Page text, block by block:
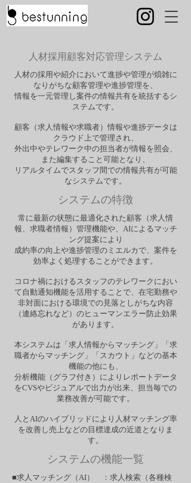
人材採用顧客対応管理システム
人材の採用や紹介において進捗や管理が煩雑に
なりがちな顧客管理や進捗管理を、
情報を一元管理し案件の情報共有を統括するシ
ステムです。
顧客（求人情報や求職者）情報や進捗データは
クラウド上で管理され、
外出中やテレワーク中の担当者が情報を照会、
また編集すること可能となり、
リアルタイムでスタッフ間での情報共有が可能
なシステムです。
​システムの特徴
常に最新の状態に最適化された顧客（求人情
報、求職者情報）管理機能や、AIによるマッチ
ング提案により
成約率の向上や進捗管理のミエルカで、案件を
効率よく処理することができます。
コロナ禍におけるスタッフのテレワークにおい
て自動通知機能を活用することで、在宅勤務や
非対面における環境での見落としがちな内容
（連絡忘れなど）のヒューマンエラー防止効果
があります。
本システムは「求人情報からマッチング」「求
職者からマッチング」「スカウト」などの基本
機能の他にも、
分析機能（グラフ付き）によりレポートデータ
をCVSやビジュアルで出力が出来、担当毎での
業務改善が可能です。
人とAIのハイブリッドにより人材マッチング率
を改善し売上などの目標達成の近道となりま
す。
​システムの機能一覧
■求人マッチング（AI） ：求人検索（各種検